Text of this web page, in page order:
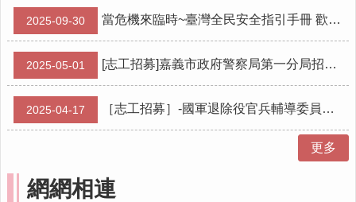
獎
表
揚
法
2025-09-30 當危機來臨時~臺灣全民安全指引手冊 歡迎下載!
2025-05-01 [志工招募]嘉義市政府警察局第一分局招募志工
2025-04-17 ［志工招募］-國軍退除役官兵輔導委員會嘉義榮民服務處招募志工
更多
網網相連